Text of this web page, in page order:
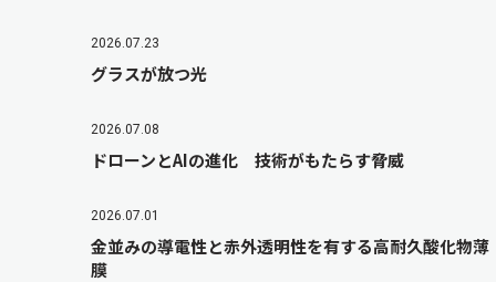
2026.07.23
グラスが放つ光
2026.07.08
ドローンとAIの進化 技術がもたらす脅威
2026.07.01
金並みの導電性と赤外透明性を有する高耐久酸化物薄
膜